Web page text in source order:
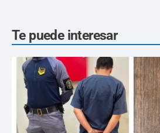
Te puede interesar